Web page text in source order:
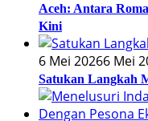
Aceh: Antara
Kini
6 Mei 20266 Mei
Satukan Langkah